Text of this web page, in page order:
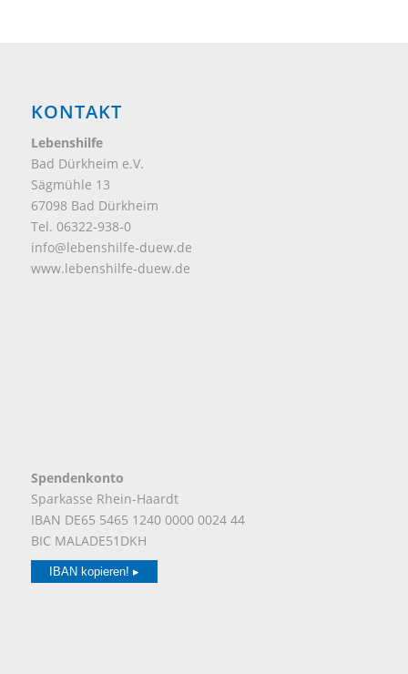
KONTAKT
Lebenshilfe
Bad Dürkheim e.V.
Sägmühle 13
67098 Bad Dürkheim
Tel. 06322-938-0
info@lebenshilfe-duew.de
www.lebenshilfe-duew.de
Spendenkonto
Sparkasse Rhein-Haardt
IBAN DE65 5465 1240 0000 0024 44
BIC MALADE51DKH
IBAN kopieren! ▸